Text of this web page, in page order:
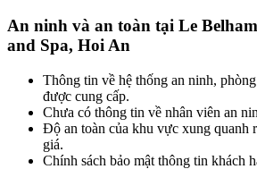
An ninh và an toàn tại Le
and Spa, Hoi An
Thông tin về hệ thống an ninh,
được cung cấp.
Chưa có thông tin về nhân viên an
Độ an toàn của khu vực xung quanh
giá.
Chính sách bảo mật thông tin khách